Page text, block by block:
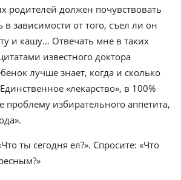
родителей должен почувствовать
в зависимости от того, съел ли он
и кашу… Отвечать мне в таких
известного доктора
лучше знает, когда и сколько
«лекарство», в 100%
избирательного аппетита,
ты сегодня ел?». Спросите: «Что